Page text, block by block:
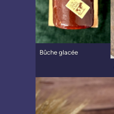
Bûche glacée